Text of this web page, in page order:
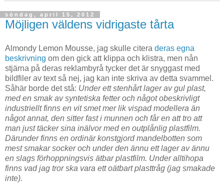
söndag, april 15, 2012
Möjligen väldens vidrigaste tårta
Almondy Lemon Mousse, jag skulle citera deras egna
beskrivning om den gick att klippa och klistra, men nån
stjärna på deras reklambyrå tycker det är snyggast med
bildfiler av text så nej, jag kan inte skriva av detta svammel.
Såhär borde det stå: Under ett stenhårt lager av gul plast,
med en smak av syntetiska fetter och något obeskrivligt
industriellt finns en vit smet mer lik vispad modellera än
något annat, den sitter fast i munnen och får en att tro att
man just täcker sina inälvor med en outplånlig plastfilm.
Därunder finns en ordinär konstgjord mandelbotten som
mest smakar socker och under den ännu ett lager av ännu
en slags förhoppningsvis ätbar plastfilm. Under alltihopa
finns vad jag tror ska vara ett oätbart plasttråg (jag smakade
inte).